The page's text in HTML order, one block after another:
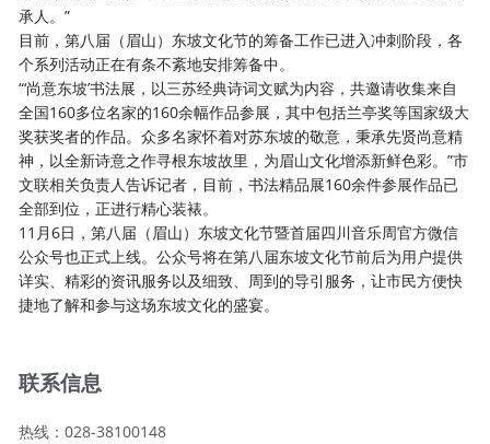
承人。”
目前，第八届（眉山）东坡文化节的筹备工作已进入冲刺阶段，各
个系列活动正在有条不紊地安排筹备中。
“‘尚意东坡’书法展，以三苏经典诗词文赋为内容，共邀请收集来自
全国160多位名家的160余幅作品参展，其中包括兰亭奖等国家级大
奖获奖者的作品。众多名家怀着对苏东坡的敬意，秉承先贤尚意精
神，以全新诗意之作寻根东坡故里，为眉山文化增添新鲜色彩。”市
文联相关负责人告诉记者，目前，书法精品展160余件参展作品已
全部到位，正进行精心装裱。
11月6日，第八届（眉山）东坡文化节暨首届四川音乐周官方微信
公众号也正式上线。公众号将在第八届东坡文化节前后为用户提供
详实、精彩的资讯服务以及细致、周到的导引服务，让市民方便快
捷地了解和参与这场东坡文化的盛宴。
联系信息
热线：028-38100148